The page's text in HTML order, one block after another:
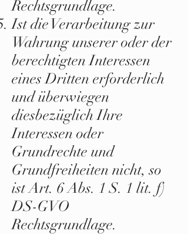
Rechtsgrundlage.
Ist die Verarbeitung zur
Wahrung unserer oder der
berechtigten Interessen
eines Dritten erforderlich
und überwiegen
diesbezüglich Ihre
Interessen oder
Grundrechte und
Grundfreiheiten nicht, so
ist Art. 6 Abs. 1 S. 1 lit. f)
DS-GVO
Rechtsgrundlage.